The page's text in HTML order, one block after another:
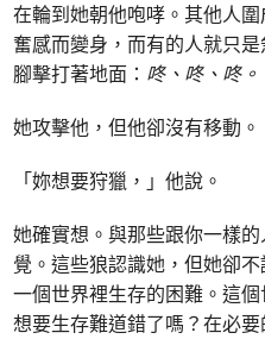
在輪到她朝他咆哮。其他人
奮感而變身，而有的人就只
腳擊打著地面： 咚、咚、咚。
她攻擊他，但他卻沒有移動。
「妳想要狩獵，」他說。
她確實想。與那些跟你一樣
覺。這些狼認識她，但她卻
一個世界裡生存的困難。這
想要生存難道錯了嗎？在必